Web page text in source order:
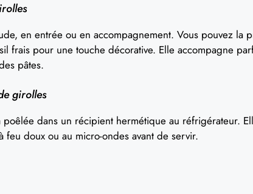
en entrée ou en accompagnement. Vous pouvez la
frais pour une touche décorative. Elle accompagne
pâtes.
girolles
poêlée dans un récipient hermétique au réfrigérateur.
doux ou au micro-ondes avant de servir.